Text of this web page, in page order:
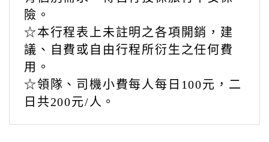
行動糧、第二日火鍋午餐。
☆門票：無
☆保險：250萬旅行業責任意外險附加
20萬意外醫療險。
【費用不含】
☆個人因素所產生之消費，如泡湯、